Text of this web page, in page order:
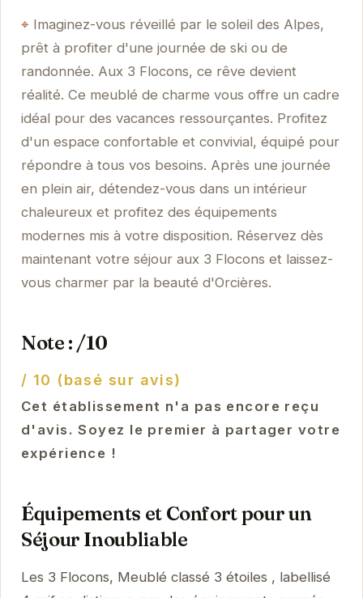
Imaginez-vous réveillé par le soleil des Alpes,
prêt à profiter d'une journée de ski ou de
randonnée. Aux 3 Flocons, ce rêve devient
réalité. Ce meublé de charme vous offre un cadre
idéal pour des vacances ressourçantes. Profitez
d'un espace confortable et convivial, équipé pour
répondre à tous vos besoins. Après une journée
en plein air, détendez-vous dans un intérieur
chaleureux et profitez des équipements
modernes mis à votre disposition. Réservez dès
maintenant votre séjour aux 3 Flocons et laissez-
vous charmer par la beauté d'Orcières.
Note : /10
/ 10 (basé sur avis)
Cet établissement n'a pas encore reçu
d'avis. Soyez le premier à partager votre
expérience !
Équipements et Confort pour un
Séjour Inoubliable
Les 3 Flocons, Meublé classé 3 étoiles , labellisé